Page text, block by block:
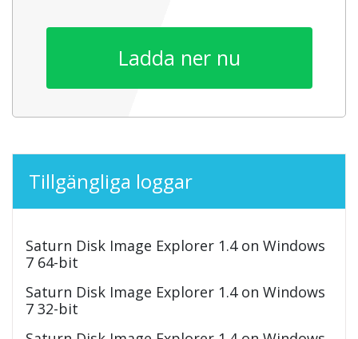
Ladda ner nu
Tillgängliga loggar
Saturn Disk Image Explorer 1.4 on Windows
7 64-bit
Saturn Disk Image Explorer 1.4 on Windows
7 32-bit